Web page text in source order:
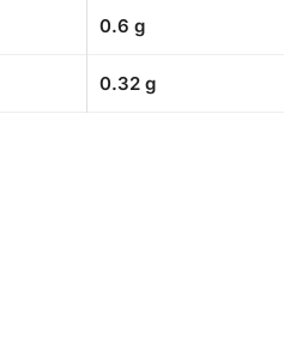
0.6 g
0.32 g